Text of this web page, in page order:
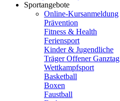
Sportangebote
Online-Kursanmeldung
Prävention
Fitness & Health
Feriensport
Kinder & Jugendliche
Träger Offener Ganztag
Wettkampfsport
Basketball
Boxen
Faustball